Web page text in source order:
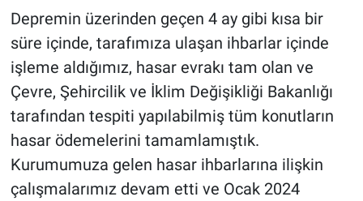
Depremin üzerinden geçen 4 ay gibi kısa bir
süre içinde, tarafımıza ulaşan ihbarlar içinde
işleme aldığımız, hasar evrakı tam olan ve
Çevre, Şehircilik ve İklim Değişikliği Bakanlığı
tarafından tespiti yapılabilmiş tüm konutların
hasar ödemelerini tamamlamıştık.
Kurumumuza gelen hasar ihbarlarına ilişkin
çalışmalarımız devam etti ve Ocak 2024